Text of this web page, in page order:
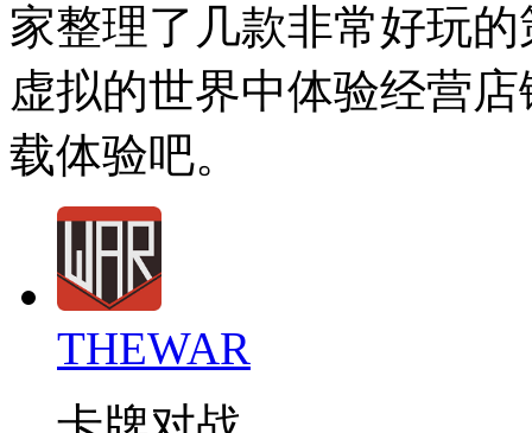
家整理了几款非常好玩
虚拟的世界中体验经营
载体验吧。
THEWAR